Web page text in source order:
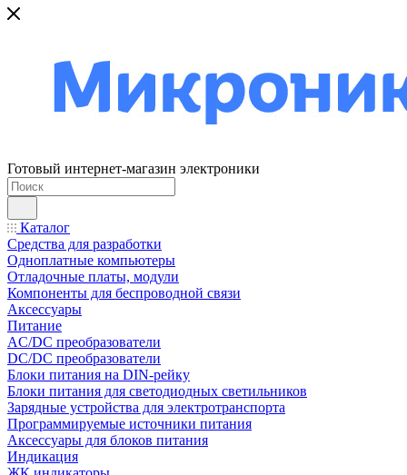
Готовый интернет-магазин электроники
Каталог
Средства для разработки
Одноплатные компьютеры
Отладочные платы, модули
Компоненты для беспроводной связи
Аксессуары
Питание
AC/DC преобразователи
DC/DC преобразователи
Блоки питания на DIN-рейку
Блоки питания для светодиодных светильников
Зарядные устройства для электротранспорта
Программируемые источники питания
Аксессуары для блоков питания
Индикация